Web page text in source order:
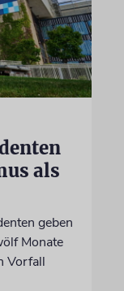
als
geben
Monate
Vorfall